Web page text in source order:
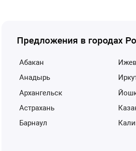
Предложения в городах
Абакан
Анадырь
Архангельск
Астрахань
Барнаул